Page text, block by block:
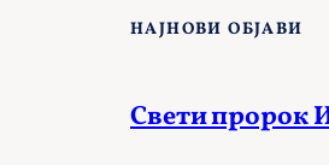
НАЈНОВИ ОБЈАВИ
Свети пророк